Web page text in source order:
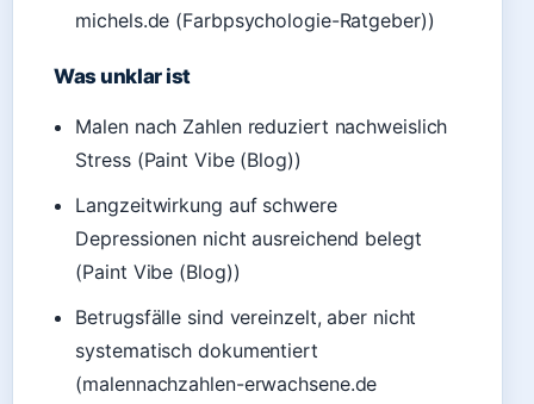
michels.de (Farbpsychologie-Ratgeber))
Was unklar ist
Malen nach Zahlen reduziert nachweislich
Stress (Paint Vibe (Blog))
Langzeitwirkung auf schwere
Depressionen nicht ausreichend belegt
(Paint Vibe (Blog))
Betrugsfälle sind vereinzelt, aber nicht
systematisch dokumentiert
(malennachzahlen-erwachsene.de